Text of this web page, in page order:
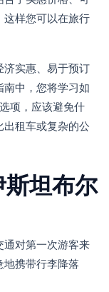
这样您可以在旅行
济实惠、易于预订
南中，您将学习如
选项，应该避免什
租车或复杂的公
坦布尔
通对第一次游客来
携带行李降落